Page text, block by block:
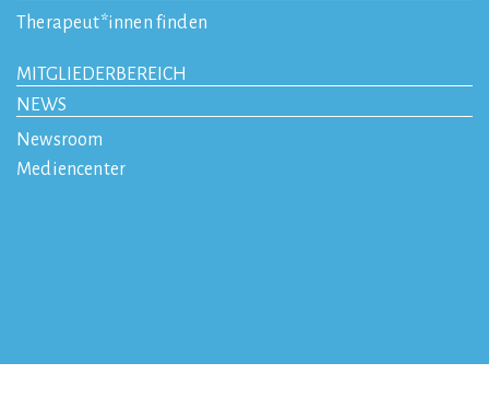
Therapeut*innen finden
MITGLIEDERBEREICH
NEWS
Newsroom
Mediencenter